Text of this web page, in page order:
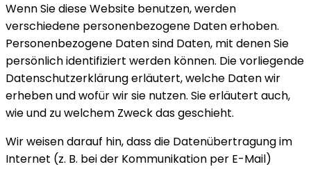
Wenn Sie diese Website benutzen, werden
verschiedene personenbezogene Daten erhoben.
Personenbezogene Daten sind Daten, mit denen Sie
persönlich identifiziert werden können. Die vorliegende
Datenschutzerklärung erläutert, welche Daten wir
erheben und wofür wir sie nutzen. Sie erläutert auch,
wie und zu welchem Zweck das geschieht.
Wir weisen darauf hin, dass die Datenübertragung im
Internet (z. B. bei der Kommunikation per E-Mail)